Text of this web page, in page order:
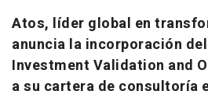
Atos, líder global en
anuncia la incorporación
Investment Validation and
a su cartera de consultoría